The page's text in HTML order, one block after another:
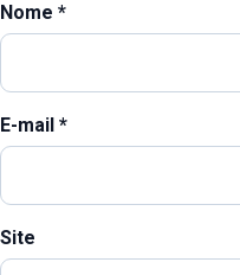
Nome *
E-mail *
Site